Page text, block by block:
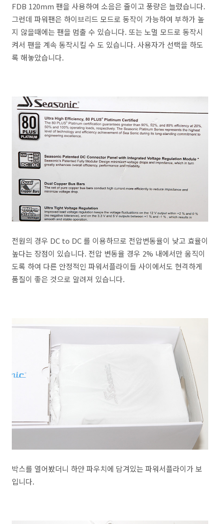
FDB 120mm 팬을 사용하여 소음은 줄이고 풍량은 늘렸습니다.
그런데 파워팬은 하이브리드 모드로 동작이 가능하여 부하가 높
지 않을때에는 팬을 멈출 수 있습니다. 또는 노멀 모드로 동작시
켜서 팬을 계속 동작시킬 수 도 있습니다. 사용자가 선택을 하도
록 해놓았습니다.
전원의 경우 DC to DC 를 이용하므로 전압변동율이 낮고 효율이
높다는 장점이 있습니다. 전압 변동율 경우 2% 내에서만 움직이
도록 하여 다른 안정적인 파워서플라이들 사이에서도 현격하게
품질이 좋은 것으로 알려져 있습니다.
박스를 열어봤더니 하얀 파우치에 담겨있는 파워서플라이가 보
입니다.